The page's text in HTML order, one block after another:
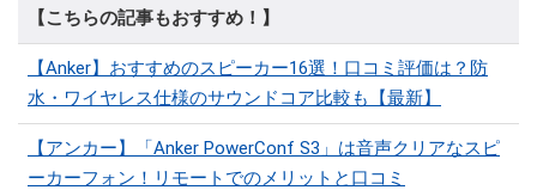
【こちらの記事もおすすめ！】
【Anker】おすすめのスピーカー16選！口コミ評価は？防
水・ワイヤレス仕様のサウンドコア比較も【最新】
【アンカー】「Anker PowerConf S3」は音声クリアなスピ
ーカーフォン！リモートでのメリットと口コミ